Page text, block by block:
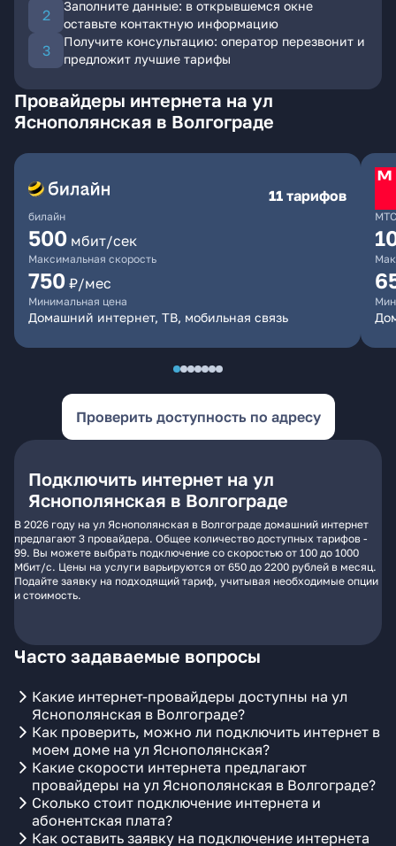
Заполните данные: в открывшемся окне
оставьте контактную информацию
Получите консультацию: оператор перезвонит и
предложит лучшие тарифы
Провайдеры интернета на ул
Яснополянская в Волгограде
билайн
11 тарифов
500 мбит/сек
Максимальная скорость
750 ₽/мес
Минимальная цена
Домашний интернет, ТВ, мобильная связь
МТС
Проверить доступность по адресу
Подключить интернет на ул
Яснополянская в Волгограде
В 2026 году на ул Яснополянская в Волгограде домашний интернет
предлагают 3 провайдера. Общее количество доступных тарифов -
99. Вы можете выбрать подключение со скоростью от 100 до 1000
Мбит/с. Цены на услуги варьируются от 650 до 2200 рублей в месяц.
Подайте заявку на подходящий тариф, учитывая необходимые опции
и стоимость.
Часто задаваемые вопросы
Какие интернет-провайдеры доступны на ул
Яснополянская в Волгограде?
Как проверить, можно ли подключить интернет в
моем доме на ул Яснополянская?
Какие скорости интернета предлагают
провайдеры на ул Яснополянская в Волгограде?
Сколько стоит подключение интернета и
абонентская плата?
Как оставить заявку на подключение интернета